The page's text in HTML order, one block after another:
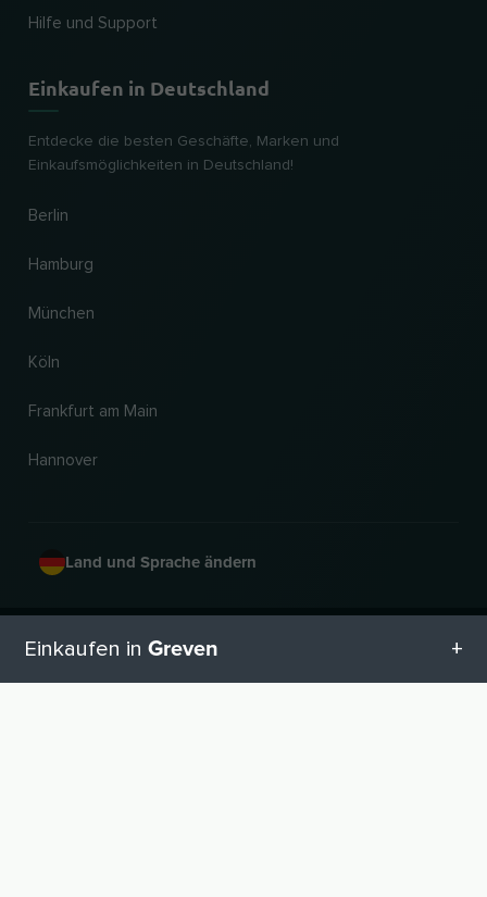
Hilfe und Support
Einkaufen in Deutschland
Entdecke die besten Geschäfte, Marken und
Einkaufsmöglichkeiten in Deutschland!
Berlin
Hamburg
München
Köln
Frankfurt am Main
Hannover
Land und Sprache ändern
Eigentum der jeweiligen Inhaber. Alle Angaben ohne Gewähr. Stand 10.08.2026
Einkaufen in Greven